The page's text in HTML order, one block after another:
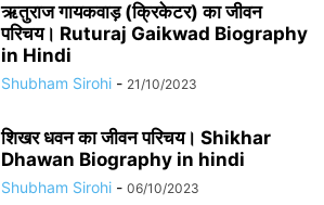
ऋतुराज गायकवाड़ (क्रिकेटर) का जीवन
परिचय। Ruturaj Gaikwad Biography
in Hindi
Shubham Sirohi - 21/10/2023
शिखर धवन का जीवन परिचय। Shikhar
Dhawan Biography in hindi
Shubham Sirohi - 06/10/2023